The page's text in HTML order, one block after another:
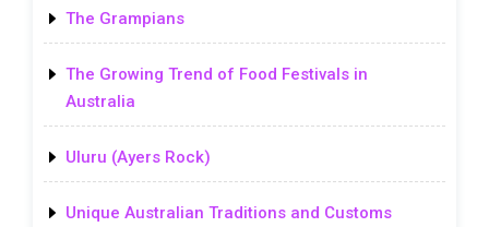
The Grampians
The Growing Trend of Food Festivals in
Australia
Uluru (Ayers Rock)
Unique Australian Traditions and Customs